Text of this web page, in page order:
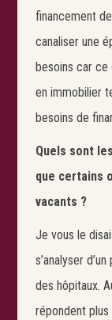
financement
canaliser une
besoins car ce
en immobilier
besoins de
Quels sont
que certains
vacants ?
Je vous le
s’analyser
des hôpitaux.
répondent plus